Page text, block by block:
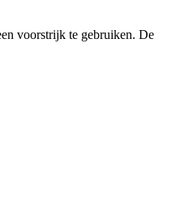
voorstrijk te gebruiken. De